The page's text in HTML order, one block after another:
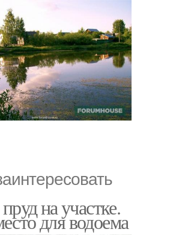
на участке.
для водоема